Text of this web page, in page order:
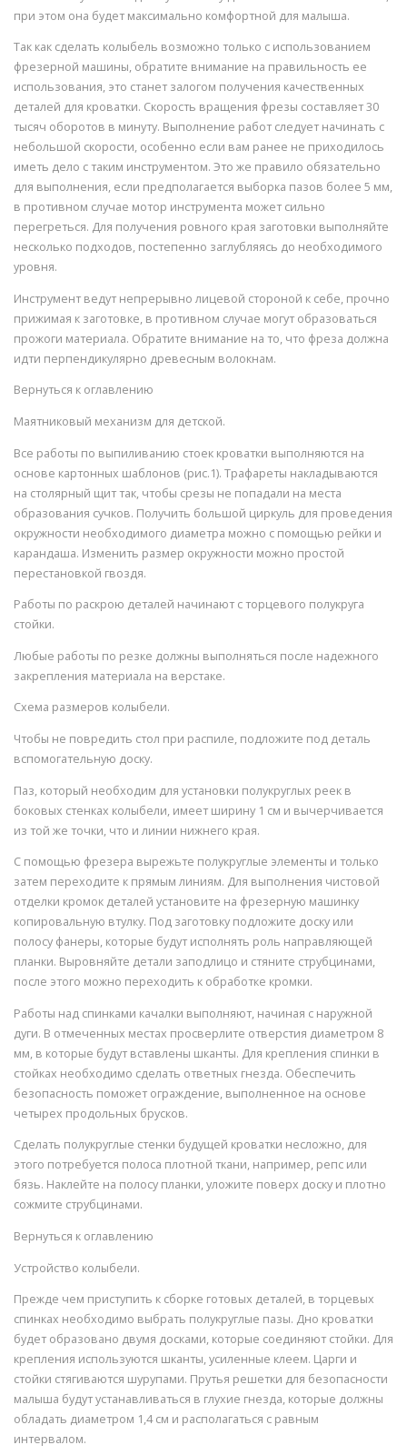
при этом она будет максимально комфортной для малыша.
Так как сделать колыбель возможно только с использованием
фрезерной машины, обратите внимание на правильность ее
использования, это станет залогом получения качественных
деталей для кроватки. Скорость вращения фрезы составляет 30
тысяч оборотов в минуту. Выполнение работ следует начинать с
небольшой скорости, особенно если вам ранее не приходилось
иметь дело с таким инструментом. Это же правило обязательно
для выполнения, если предполагается выборка пазов более 5 мм,
в противном случае мотор инструмента может сильно
перегреться. Для получения ровного края заготовки выполняйте
несколько подходов, постепенно заглубляясь до необходимого
уровня.
Инструмент ведут непрерывно лицевой стороной к себе, прочно
прижимая к заготовке, в противном случае могут образоваться
прожоги материала. Обратите внимание на то, что фреза должна
идти перпендикулярно древесным волокнам.
Вернуться к оглавлению
Маятниковый механизм для детской.
Все работы по выпиливанию стоек кроватки выполняются на
основе картонных шаблонов (рис.1). Трафареты накладываются
на столярный щит так, чтобы срезы не попадали на места
образования сучков. Получить большой циркуль для проведения
окружности необходимого диаметра можно с помощью рейки и
карандаша. Изменить размер окружности можно простой
перестановкой гвоздя.
Работы по раскрою деталей начинают с торцевого полукруга
стойки.
Любые работы по резке должны выполняться после надежного
закрепления материала на верстаке.
Схема размеров колыбели.
Чтобы не повредить стол при распиле, подложите под деталь
вспомогательную доску.
Паз, который необходим для установки полукруглых реек в
боковых стенках колыбели, имеет ширину 1 см и вычерчивается
из той же точки, что и линии нижнего края.
С помощью фрезера вырежьте полукруглые элементы и только
затем переходите к прямым линиям. Для выполнения чистовой
отделки кромок деталей установите на фрезерную машинку
копировальную втулку. Под заготовку подложите доску или
полосу фанеры, которые будут исполнять роль направляющей
планки. Выровняйте детали заподлицо и стяните струбцинами,
после этого можно переходить к обработке кромки.
Работы над спинками качалки выполняют, начиная с наружной
дуги. В отмеченных местах просверлите отверстия диаметром 8
мм, в которые будут вставлены шканты. Для крепления спинки в
стойках необходимо сделать ответных гнезда. Обеспечить
безопасность поможет ограждение, выполненное на основе
четырех продольных брусков.
Сделать полукруглые стенки будущей кроватки несложно, для
этого потребуется полоса плотной ткани, например, репс или
бязь. Наклейте на полосу планки, уложите поверх доску и плотно
сожмите струбцинами.
Вернуться к оглавлению
Устройство колыбели.
Прежде чем приступить к сборке готовых деталей, в торцевых
спинках необходимо выбрать полукруглые пазы. Дно кроватки
будет образовано двумя досками, которые соединяют стойки. Для
крепления используются шканты, усиленные клеем. Царги и
стойки стягиваются шурупами. Прутья решетки для безопасности
малыша будут устанавливаться в глухие гнезда, которые должны
обладать диаметром 1,4 см и располагаться с равным
интервалом.